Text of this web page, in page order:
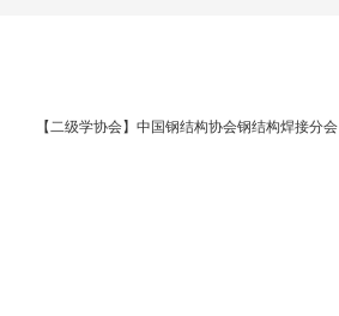
【二级学协会】中国钢结构协会钢结构焊接分会